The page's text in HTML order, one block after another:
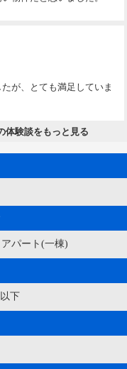
が、とても満足していま
体験談をもっと見る
パート(一棟)
下